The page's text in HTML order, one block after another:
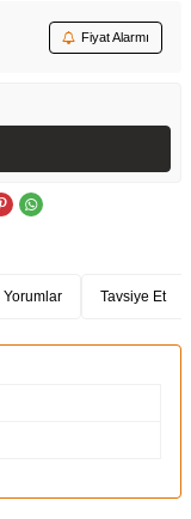
Fiyat Alarmı
Yorumlar Tavsiye Et